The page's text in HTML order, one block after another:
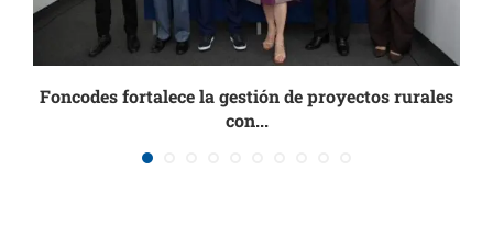
Foncodes fortalece la gestión de proyectos rurales
con...